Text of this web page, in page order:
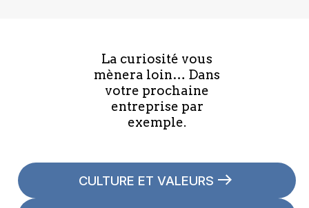
La curiosité vous
mènera loin… Dans
votre prochaine
entreprise par
exemple.
CULTURE ET VALEURS